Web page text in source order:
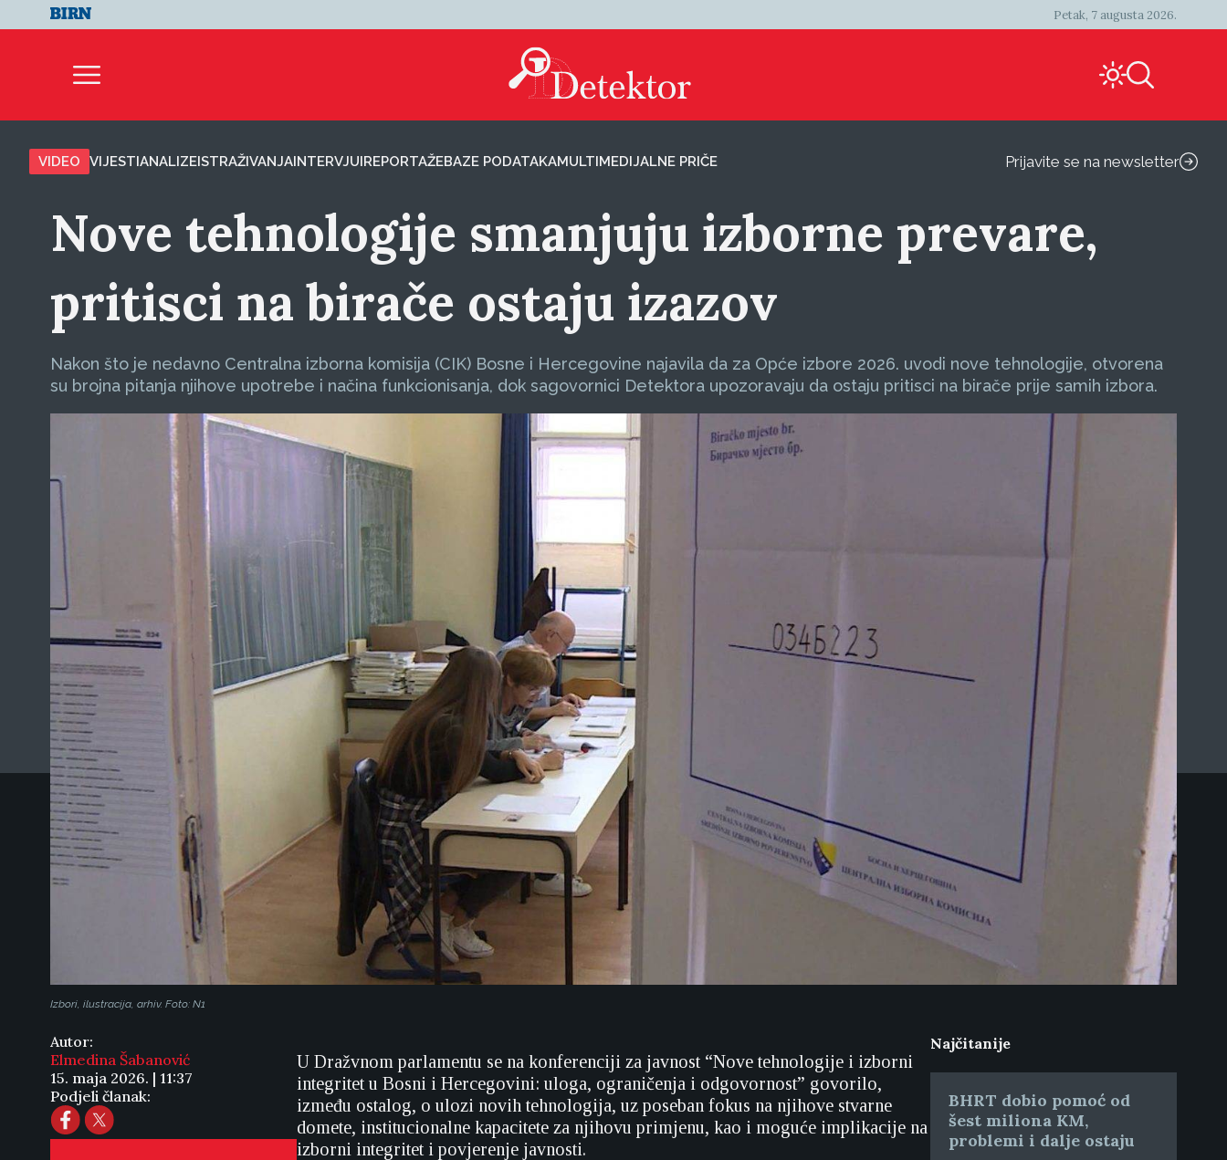
Petak, 7 augusta 2026.
VIDEO VIJESTIANALIZEISTRAŽIVANJAINTERVJUIREPORTAŽEBAZE PODATAKAMULTIMEDIJALNE PRIČE Prijavite se na newsletter
Nove tehnologije smanjuju izborne prevare,
pritisci na birače ostaju izazov
Nakon što je nedavno Centralna izborna komisija (CIK) Bosne i Hercegovine najavila da za Opće izbore 2026. uvodi nove tehnologije, otvorena
su brojna pitanja njihove upotrebe i načina funkcionisanja, dok sagovornici Detektora upozoravaju da ostaju pritisci na birače prije samih izbora.
Izbori, ilustracija, arhiv. Foto: N1
Autor:
Elmedina Šabanović
15. maja 2026. | 11:37
Podjeli članak:
U Dražvnom parlamentu se na konferenciji za javnost “Nove tehnologije i izborni
integritet u Bosni i Hercegovini: uloga, ograničenja i odgovornost” govorilo,
između ostalog, o ulozi novih tehnologija, uz poseban fokus na njihove stvarne
domete, institucionalne kapacitete za njihovu primjenu, kao i moguće implikacije na
izborni integritet i povjerenje javnosti.
Najčitanije
BHRT dobio pomoć od
šest miliona KM,
problemi i dalje ostaju